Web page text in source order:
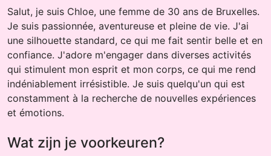
Salut, je suis Chloe, une femme de 30 ans de Bruxelles.
Je suis passionnée, aventureuse et pleine de vie. J'ai
une silhouette standard, ce qui me fait sentir belle et en
confiance. J'adore m'engager dans diverses activités
qui stimulent mon esprit et mon corps, ce qui me rend
indéniablement irrésistible. Je suis quelqu'un qui est
constamment à la recherche de nouvelles expériences
et émotions.
Wat zijn je voorkeuren?